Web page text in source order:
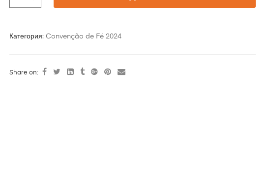
Категория: Convenção de Fé 2024
Share on: